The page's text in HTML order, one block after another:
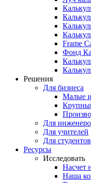
Frame
Фонд
Решения
Для бизнеса
Малые и
Для
Для учителей
Для студентов
Ресурсы
Исследовать
Насчет
Наша